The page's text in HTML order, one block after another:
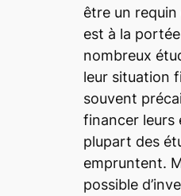
être un
est à la
nombreux
leur situation
souvent
financer leurs
plupart des
empruntent.
possible